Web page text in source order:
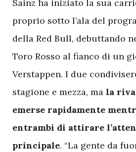
Sainz ha iniziato la sua
proprio sotto l’ala del
della Red Bull, debuttando
Toro Rosso al fianco di un
Verstappen. I due
stagione e mezza, ma la
emerse rapidamente
entrambi di attirare
principale. “La gente da